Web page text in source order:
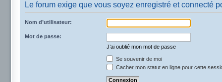
Le forum exige que vous soyez enregistré et connecté
Nom d’utilisateur:
Mot de passe:
J’ai oublié mon mot de passe
Se souvenir de moi
Cacher mon statut en ligne pour cette